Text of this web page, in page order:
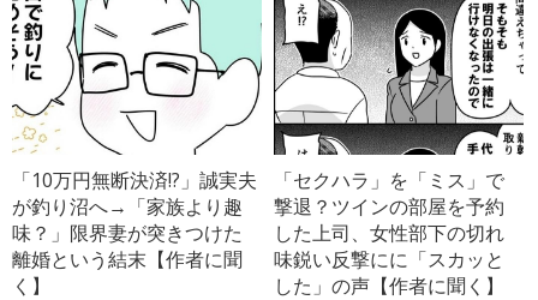
「10万円無断決済!?」誠実夫
が釣り沼へ→「家族より趣
味？」限界妻が突きつけた
離婚という結末【作者に聞
く】
「セクハラ」を「ミス」で
撃退？ツインの部屋を予約
した上司、女性部下の切れ
味鋭い反撃にに「スカッと
した」の声【作者に聞く】